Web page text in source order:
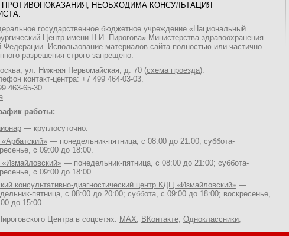
НЕОБХОДИМА КОНСУЛЬТАЦИЯ
государственное бюджетное учреждение «Национальный
Центр имени Н.И. Пирогова» Министерства здравоохранения
Федерации. Использование материалов сайта полностью или частично
разрешения строго запрещено.
ул. Нижняя Первомайская, д. 70 (схема проезда).
контакт-центра: +7 499 464-03-03.
463-65-30.
работы:
— круглосуточно.
— понедельник-пятница, с 08:00 до 21:00; суббота-
с 09:00 до 18:00.
— понедельник-пятница, с 08:00 до 21:00; суббота-
с 09:00 до 18:00.
консультативно-диагностический центр КДЦ «Измайловский» —
пятница, с 08:00 до 20:00; суббота, с 09:00 до 18:00; воскресенье,
до 15:00.
Центра в соцсетях: MAX ВКонтакте Одноклассники